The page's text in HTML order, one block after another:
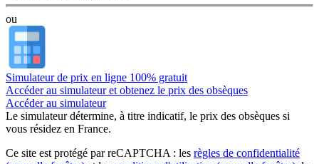
ou
Simulateur de prix en ligne 100% gratuit
Accéder au simulateur et obtenez le prix des obsèques
Accéder au simulateur
Le simulateurdétermine, à titre indicatif, le prix des obsèques si
vous résidez en France.
Ce site est protégé par reCAPTCHA : les règles de confidentialité